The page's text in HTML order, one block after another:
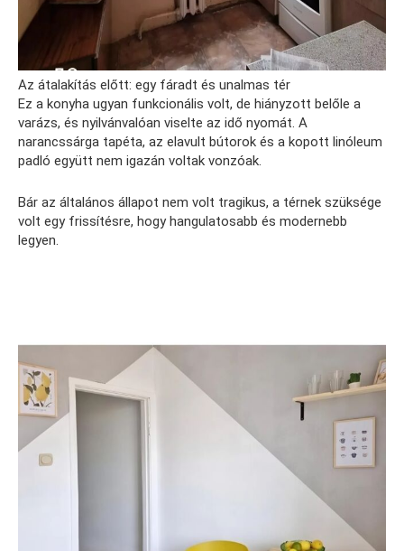
Az átalakítás előtt: egy fáradt és unalmas tér
Ez a konyha ugyan funkcionális volt, de hiányzott belőle a
varázs, és nyilvánvalóan viselte az idő nyomát. A
narancssárga tapéta, az elavult bútorok és a kopott linóleum
padló együtt nem igazán voltak vonzóak.
Bár az általános állapot nem volt tragikus, a térnek szüksége
volt egy frissítésre, hogy hangulatosabb és modernebb
legyen.